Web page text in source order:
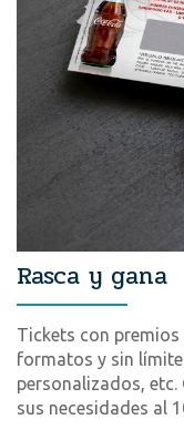
Rasca y gana
Tickets con
formatos y sin
personalizados,
sus necesidades al